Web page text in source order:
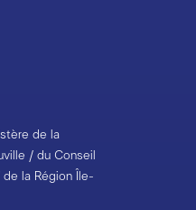
de la
/ du Conseil
la Région Île-